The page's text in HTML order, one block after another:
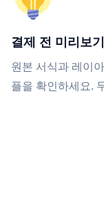
결제 전 미리보기
원본 서식과 레이
플을 확인하세요.